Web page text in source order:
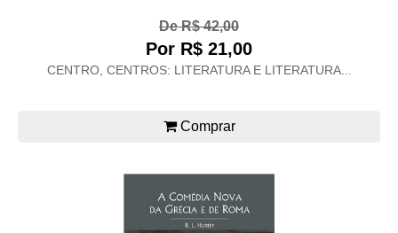
De R$ 42,00
Por R$ 21,00
CENTRO, CENTROS: LITERATURA E LITERATURA...
Comprar